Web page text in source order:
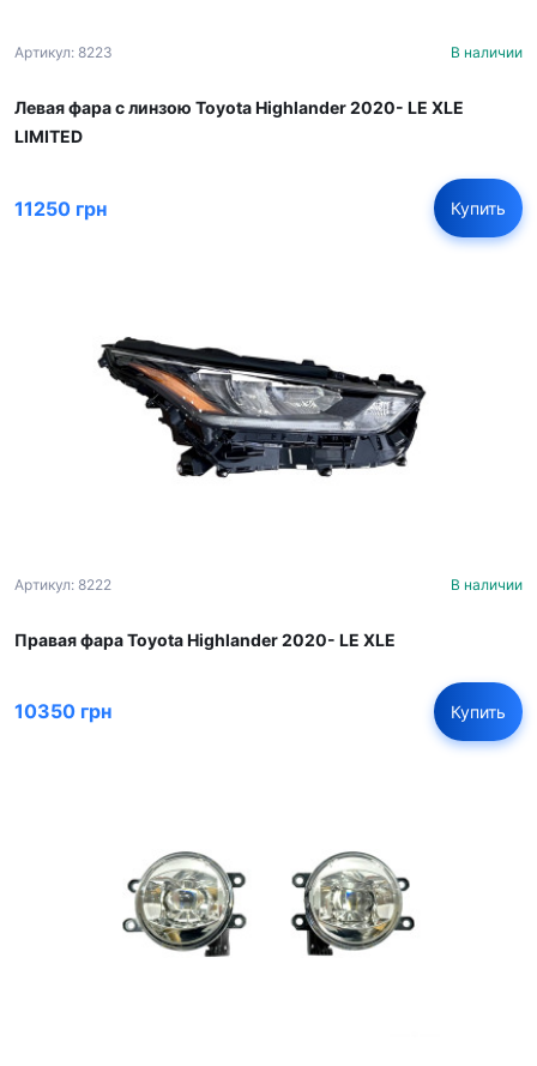
Артикул: 8223 В наличии
Левая фара с линзою Toyota Highlander 2020- LE XLE
LIMITED
11250 грн Купить
Артикул: 8222 В наличии
Правая фара Toyota Highlander 2020- LE XLE
10350 грн Купить